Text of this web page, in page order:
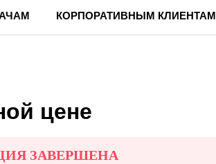
КОРПОРАТИВНЫМ КЛИЕНТАМ
цене
ЗАВЕРШЕНА